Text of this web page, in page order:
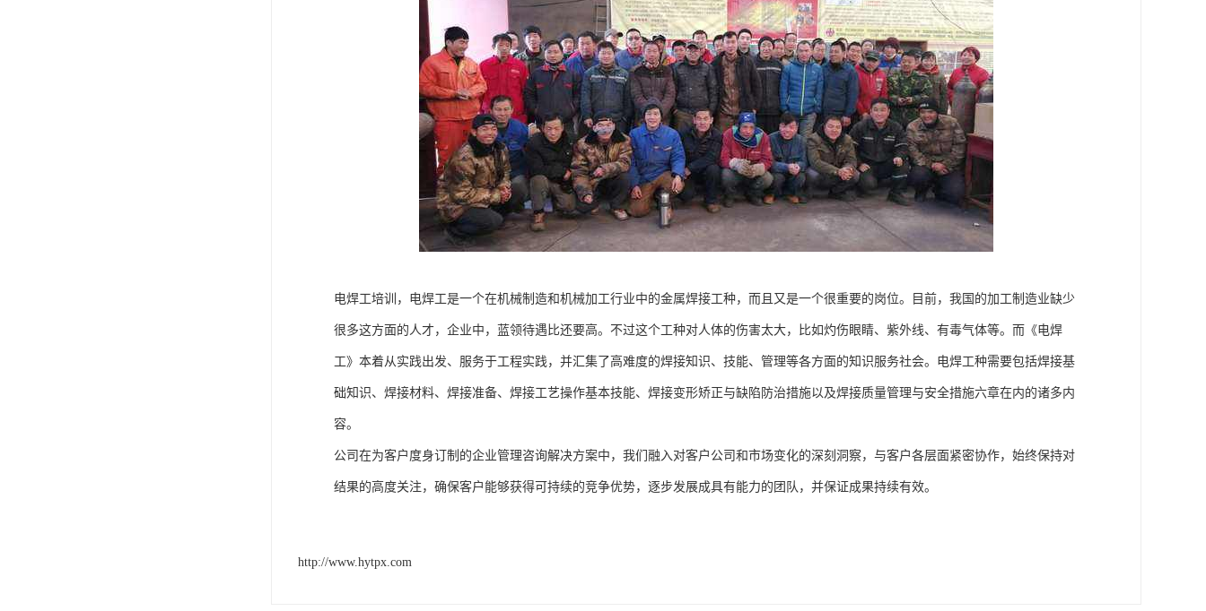
电焊工培训，电焊工是一个在机械制造和机械加工行业中的金属焊接工种，而且又是一个很重要的岗位。目前，我国的加工制造业缺少
很多这方面的人才，企业中，蓝领待遇比还要高。不过这个工种对人体的伤害太大，比如灼伤眼睛、紫外线、有毒气体等。而《电焊
工》本着从实践出发、服务于工程实践，并汇集了高难度的焊接知识、技能、管理等各方面的知识服务社会。电焊工种需要包括焊接基
础知识、焊接材料、焊接准备、焊接工艺操作基本技能、焊接变形矫正与缺陷防治措施以及焊接质量管理与安全措施六章在内的诸多内
容。
公司在为客户度身订制的企业管理咨询解决方案中，我们融入对客户公司和市场变化的深刻洞察，与客户各层面紧密协作，始终保持对
结果的高度关注，确保客户能够获得可持续的竞争优势，逐步发展成具有能力的团队，并保证成果持续有效。
http://www.hytpx.com